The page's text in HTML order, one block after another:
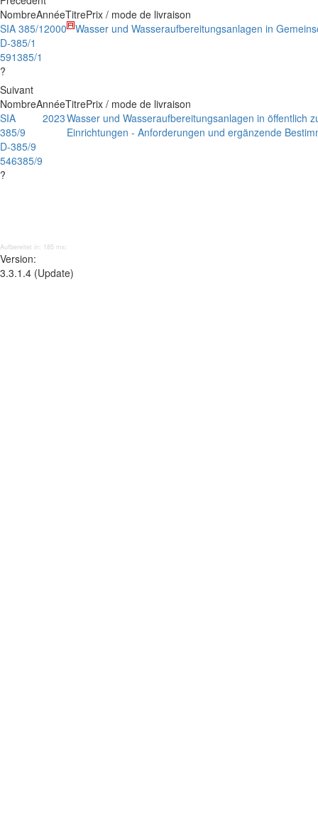
NombreAnnéeTitrePrix / mode de livraison
SIA 385/1
D-385/1
591385/1
?
2000 Wasser und Wasseraufbereitungsanlagen in
Suivant
NombreAnnéeTitrePrix / mode de livraison
SIA
385/9
D-385/9
546385/9
?
2023Wasser und Wasseraufbereitungsanlagen in öffentlich
Einrichtungen - Anforderungen und ergänzende
Aufbereitet in: 185 ms;
Version:
3.3.1.4 (Update)